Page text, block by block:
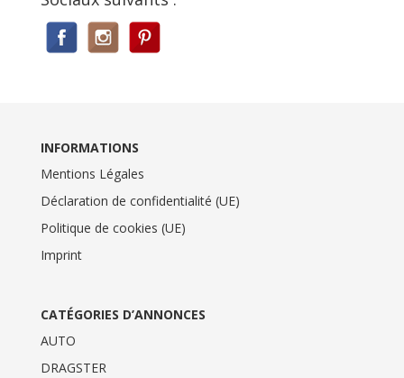
INFORMATIONS
Mentions Légales
Déclaration de confidentialité (UE)
Politique de cookies (UE)
Imprint
CATÉGORIES D’ANNONCES
AUTO
DRAGSTER